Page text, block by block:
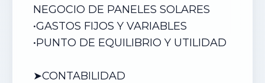
NEGOCIO DE PANELES SOLARES
•GASTOS FIJOS Y VARIABLES
•PUNTO DE EQUILIBRIO Y UTILIDAD
➤CONTABILIDAD